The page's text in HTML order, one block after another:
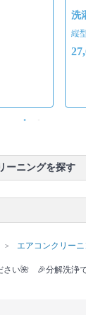
洗
縦
ーニングを探す
エアコンクリー
さい🌺 🎉分解洗浄